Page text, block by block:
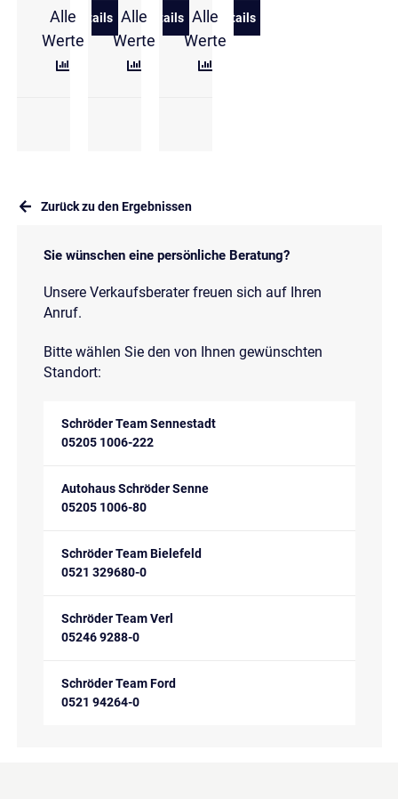
Alle
Werte
Details
zu Volkswagen Tiguan 1,5 l eTSI DSG Energy
Alle
Werte
Details
zu Volkswagen Tiguan 1.5 eTSI DSG
Alle
Werte
Details
zu Volkswagen Tiguan 1,5
Zurück zu den Ergebnissen
Sie wünschen eine persönliche Beratung?
Unsere Verkaufsberater freuen sich auf Ihren
Anruf.
Bitte wählen Sie den von Ihnen gewünschten
Standort:
Schröder Team Sennestadt
05205 1006-222
Autohaus Schröder Senne
05205 1006-80
Schröder Team Bielefeld
0521 329680-0
Schröder Team Verl
05246 9288-0
Schröder Team Ford
0521 94264-0